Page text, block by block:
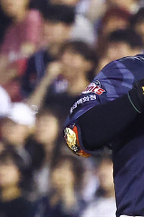
뉴스 연예 스